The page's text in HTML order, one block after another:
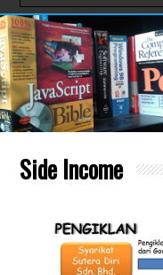
Side Income